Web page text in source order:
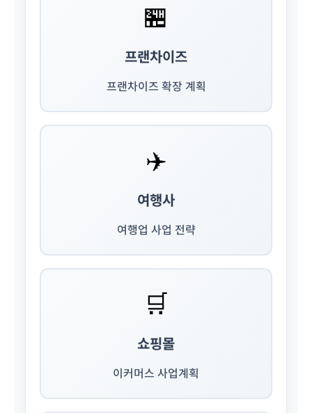
🏪
프랜차이즈
프랜차이즈 확장 계획
✈️
여행사
여행업 사업 전략
🛒
쇼핑몰
이커머스 사업계획